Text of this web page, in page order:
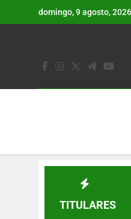
domingo, 9 agosto, 2026
TITULARES